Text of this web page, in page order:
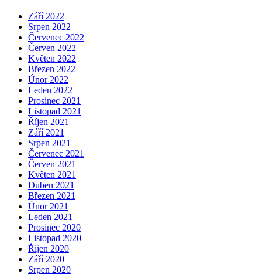
Září 2022
Srpen 2022
Červenec 2022
Červen 2022
Květen 2022
Březen 2022
Únor 2022
Leden 2022
Prosinec 2021
Listopad 2021
Říjen 2021
Září 2021
Srpen 2021
Červenec 2021
Červen 2021
Květen 2021
Duben 2021
Březen 2021
Únor 2021
Leden 2021
Prosinec 2020
Listopad 2020
Říjen 2020
Září 2020
Srpen 2020